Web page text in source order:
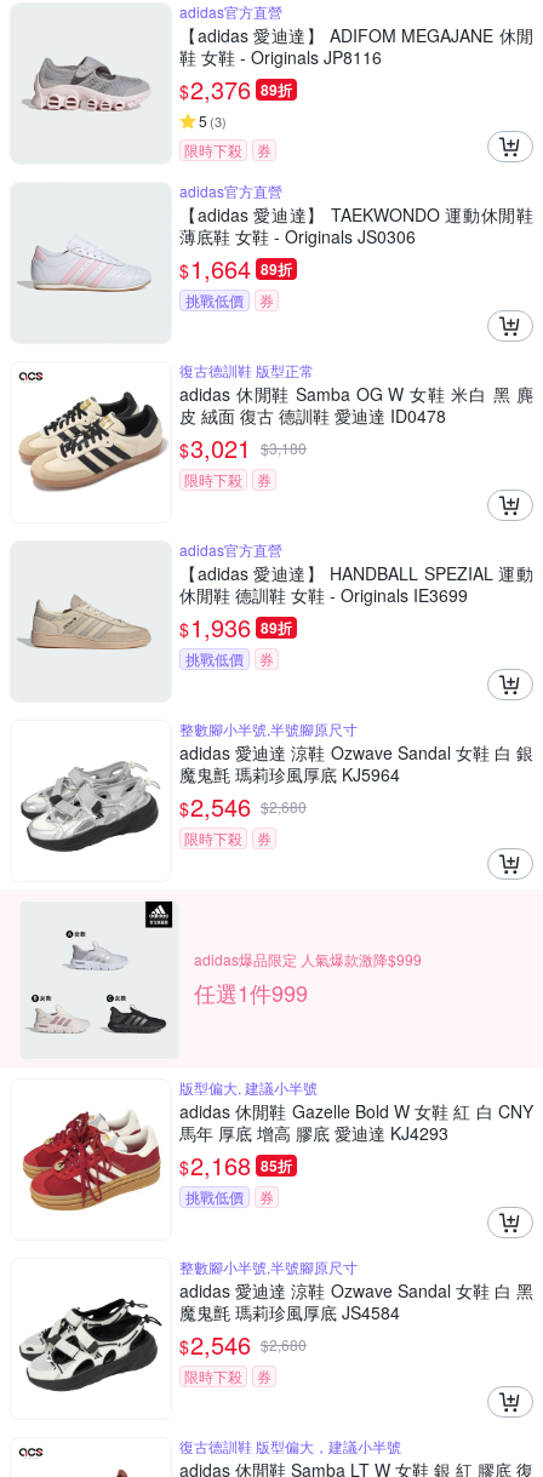
adidas官方直營
【adidas 愛迪達】 ADIFOM MEGAJANE 休閒
鞋 女鞋 - Originals JP8116
$2,376 89折
5 (3)
限時下殺
券
adidas官方直營
【adidas 愛迪達】 TAEKWONDO 運動休閒鞋
薄底鞋 女鞋 - Originals JS0306
$1,664 89折
挑戰低價 券
復古德訓鞋 版型正常
adidas 休閒鞋 Samba OG W 女鞋 米白 黑 麂
皮 絨面 復古 德訓鞋 愛迪達 ID0478
$3,021 $3,180
限時下殺
券
adidas官方直營
【adidas 愛迪達】 HANDBALL SPEZIAL 運動
休閒鞋 德訓鞋 女鞋 - Originals IE3699
$1,936 89折
挑戰低價 券
整數腳小半號,半號腳原尺寸
adidas 愛迪達 涼鞋 Ozwave Sandal 女鞋 白 銀
魔鬼氈 瑪莉珍風厚底 KJ5964
$2,546 $2,680
限時下殺
券
adidas爆品限定 人氣爆款激降$999
任選1件999
版型偏大, 建議小半號
adidas 休閒鞋 Gazelle Bold W 女鞋 紅 白 CNY
馬年 厚底 增高 膠底 愛迪達 KJ4293
$2,168 85折
挑戰低價 券
整數腳小半號,半號腳原尺寸
adidas 愛迪達 涼鞋 Ozwave Sandal 女鞋 白 黑
魔鬼氈 瑪莉珍風厚底 JS4584
$2,546 $2,680
限時下殺
券
復古德訓鞋 版型偏大，建議小半號
adidas 休閒鞋 Samba LT W 女鞋 銀 紅 膠底 復